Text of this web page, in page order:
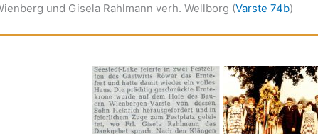
und Gisela Rahlmann verh. Wellborg (Varste 74b)